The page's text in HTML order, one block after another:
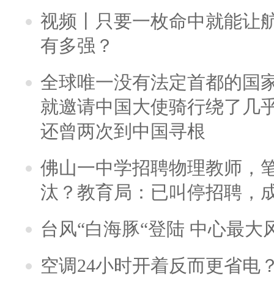
视频丨只要一枚命中就能让
有多强？
全球唯一没有法定首都的国
就邀请中国大使骑行绕了几
还曾两次到中国寻根
佛山一中学招聘物理教师，
汰？教育局：已叫停招聘，
台风“白海豚“登陆 中心最大
空调24小时开着反而更省电